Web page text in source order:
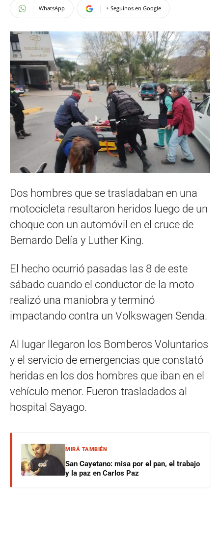
WhatsApp + Seguinos en Google
Dos hombres que se trasladaban en una
motocicleta resultaron heridos luego de un
choque con un automóvil en el cruce de
Bernardo Delía y Luther King.
El hecho ocurrió pasadas las 8 de este
sábado cuando el conductor de la moto
realizó una maniobra y terminó
impactando contra un Volkswagen Senda.
Al lugar llegaron los Bomberos Voluntarios
y el servicio de emergencias que constató
heridas en los dos hombres que iban en el
vehículo menor. Fueron trasladados al
hospital Sayago.
MIRÁ TAMBIÉN
San Cayetano: misa por el pan, el trabajo
y la paz en Carlos Paz